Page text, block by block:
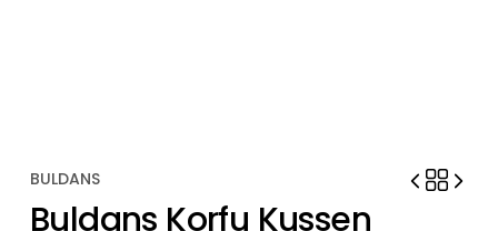
BULDANS
Buldans Korfu Kussen